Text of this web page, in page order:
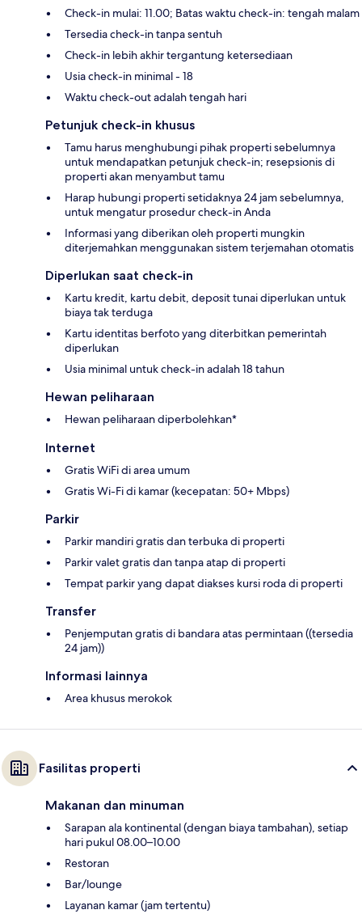
Check-in mulai: 11.00; Batas waktu check-in: tengah malam
Tersedia check-in tanpa sentuh
Check-in lebih akhir tergantung ketersediaan
Usia check-in minimal - 18
Waktu check-out adalah tengah hari
Petunjuk check-in khusus
Tamu harus menghubungi pihak properti sebelumnya
untuk mendapatkan petunjuk check-in; resepsionis di
properti akan menyambut tamu
Harap hubungi properti setidaknya 24 jam sebelumnya,
untuk mengatur prosedur check-in Anda
Informasi yang diberikan oleh properti mungkin
diterjemahkan menggunakan sistem terjemahan otomatis
Diperlukan saat check-in
Kartu kredit, kartu debit, deposit tunai diperlukan untuk
biaya tak terduga
Kartu identitas berfoto yang diterbitkan pemerintah
diperlukan
Usia minimal untuk check-in adalah 18 tahun
Hewan peliharaan
Hewan peliharaan diperbolehkan*
Internet
Gratis WiFi di area umum
Gratis Wi-Fi di kamar (kecepatan: 50+ Mbps)
Parkir
Parkir mandiri gratis dan terbuka di properti
Parkir valet gratis dan tanpa atap di properti
Tempat parkir yang dapat diakses kursi roda di properti
Transfer
Penjemputan gratis di bandara atas permintaan ((tersedia
24 jam))
Informasi lainnya
Area khusus merokok
Fasilitas properti
Makanan dan minuman
Sarapan ala kontinental (dengan biaya tambahan), setiap
hari pukul 08.00–10.00
Restoran
Bar/lounge
Layanan kamar (jam tertentu)